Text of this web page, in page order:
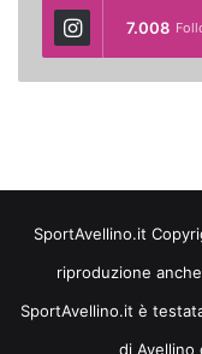
7.008
SportAvellino.it
riproduzione
SportAvellino.it è
di Avellino